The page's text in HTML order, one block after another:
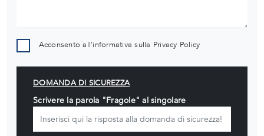
Acconsento all'informativa sulla Privacy Policy
DOMANDA DI SICUREZZA
Scrivere la parola "Fragole" al singolare